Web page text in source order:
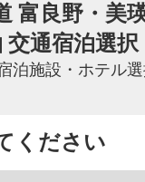
富良野・美
交通宿泊選択
泊施設・ホテル
ください